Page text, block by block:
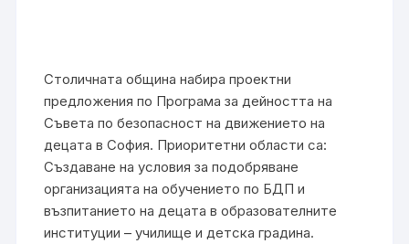
Столичната община набира проектни
предложения по Програма за дейността на
Съвета по безопасност на движението на
децата в София. Приоритетни области са:
Създаване на условия за подобряване
организацията на обучението по БДП и
възпитанието на децата в образователните
институции – училище и детска градина.